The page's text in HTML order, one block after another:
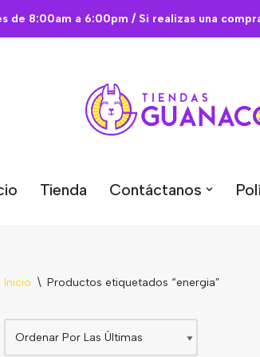
de 8:00am a 6:00pm / Si realizas una
Tienda Contáctanos
Inicio \ Productos etiquetados “energia”